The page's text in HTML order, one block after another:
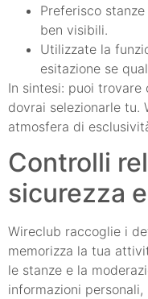
Preferisco
ben visibili.
Utilizzate la
esitazione se
In sintesi: puoi trovare
dovrai selezionarle tu.
atmosfera di
Controlli
sicurezza
Wireclub raccoglie i
memorizza la tua
le stanze e la
informazioni